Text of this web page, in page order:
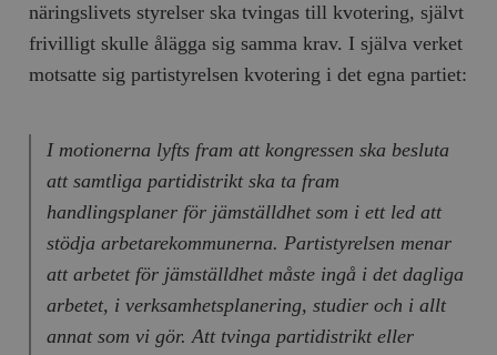
näringslivets styrelser ska tvingas till kvotering, självt
frivilligt skulle ålägga sig samma krav. I själva verket
motsatte sig partistyrelsen kvotering i det egna partiet:
I motionerna lyfts fram att kongressen ska besluta
att samtliga partidistrikt ska ta fram
handlingsplaner för jämställdhet som i ett led att
stödja arbetarekommunerna. Partistyrelsen menar
att arbetet för jämställdhet måste ingå i det dagliga
arbetet, i verksamhetsplanering, studier och i allt
annat som vi gör. Att tvinga partidistrikt eller